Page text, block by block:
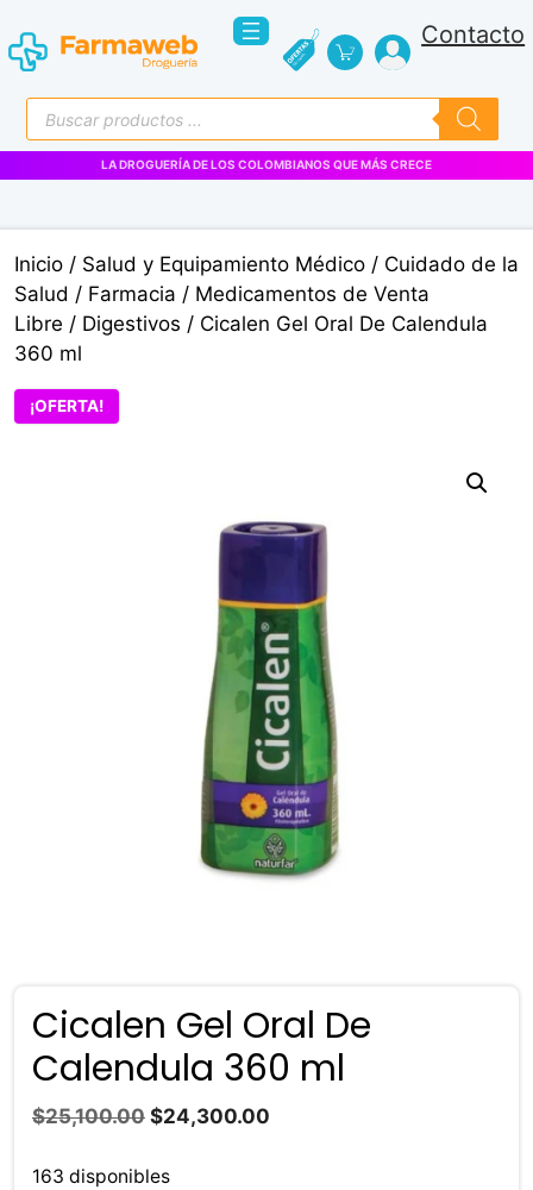
al
contenido
Contacto
Búsqueda
de
productos
VENTAS EMPRESARIALES
Inicio / Salud y Equipamiento Médico / Cuidado de la
Salud / Farmacia / Medicamentos de Venta
Libre / Digestivos / Cicalen Gel Oral De Calendula
360 ml
¡OFERTA!
Cicalen Gel Oral De
Calendula 360 ml
$25,100.00 El
original
$24,300.00
163 disponibles